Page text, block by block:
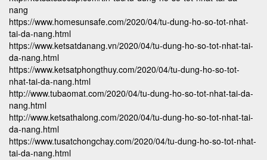
nang
https://www.homesunsafe.com/2020/04/tu-dung-ho-so-tot-nhat-
tai-da-nang.html
https://www.ketsatdanang.vn/2020/04/tu-dung-ho-so-tot-nhat-tai-
da-nang.html
https://www.ketsatphongthuy.com/2020/04/tu-dung-ho-so-tot-
nhat-tai-da-nang.html
http://www.tubaomat.com/2020/04/tu-dung-ho-so-tot-nhat-tai-da-
nang.html
http://www.ketsathalong.com/2020/04/tu-dung-ho-so-tot-nhat-tai-
da-nang.html
https://www.tusatchongchay.com/2020/04/tu-dung-ho-so-tot-nhat-
tai-da-nang.html